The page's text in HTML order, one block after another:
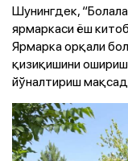
Шунингдек,
ярмаркаси ёш
Ярмарка орқали
қизиқишини
йўналтириш